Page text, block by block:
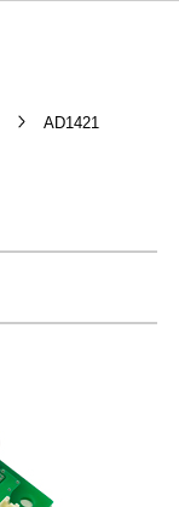
AD1421